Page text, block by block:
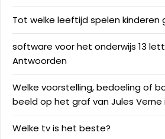
Tot welke leeftijd spelen kinderen
software voor het onderwijs 13
Antwoorden
Welke voorstelling, bedoeling of
beeld op het graf van Jules Verne
Welke tv is het beste?